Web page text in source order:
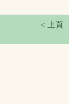
< 上頁